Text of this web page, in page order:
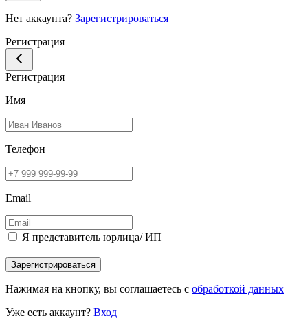
Нет аккаунта? Зарегистрироваться
Регистрация
Регистрация
Имя
Телефон
Email
Я представитель юрлица/ ИП
Зарегистрироваться
Нажимая на кнопку, вы соглашаетесь с обработкой данных
Уже есть аккаунт? Вход